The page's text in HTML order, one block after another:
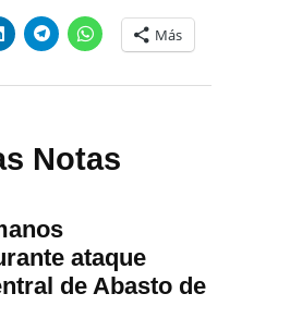
Más
Notas
ataque
de Abasto de